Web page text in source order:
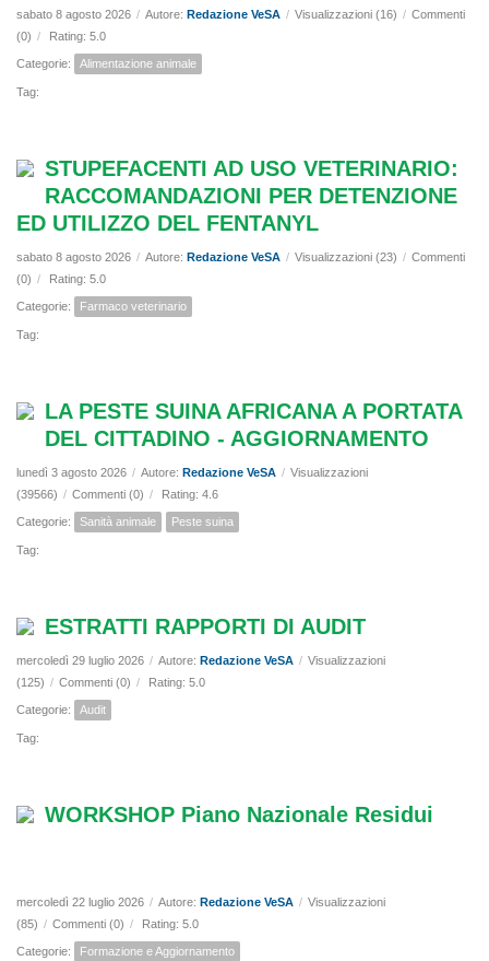
sabato 8 agosto 2026 / Autore: Redazione VeSA / Visualizzazioni (16) / Commenti
(0) / Rating: 5.0
Categorie: Alimentazione animale
Tag:
STUPEFACENTI AD USO VETERINARIO:
RACCOMANDAZIONI PER DETENZIONE
ED UTILIZZO DEL FENTANYL
sabato 8 agosto 2026 / Autore: Redazione VeSA / Visualizzazioni (23) / Commenti
(0) / Rating: 5.0
Categorie: Farmaco veterinario
Tag:
LA PESTE SUINA AFRICANA A PORTATA
DEL CITTADINO - AGGIORNAMENTO
lunedì 3 agosto 2026 / Autore: Redazione VeSA / Visualizzazioni
(39566) / Commenti (0) / Rating: 4.6
Categorie: Sanità animale Peste suina
Tag:
ESTRATTI RAPPORTI DI AUDIT
mercoledì 29 luglio 2026 / Autore: Redazione VeSA / Visualizzazioni
(125) / Commenti (0) / Rating: 5.0
Categorie: Audit
Tag:
WORKSHOP Piano Nazionale Residui
mercoledì 22 luglio 2026 / Autore: Redazione VeSA / Visualizzazioni
(85) / Commenti (0) / Rating: 5.0
Categorie: Formazione e Aggiornamento